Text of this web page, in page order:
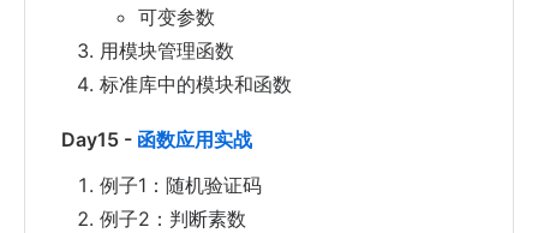
可变参数
用模块管理函数
标准库中的模块和函数
Day15 - 函数应用实战
例子1：随机验证码
例子2：判断素数